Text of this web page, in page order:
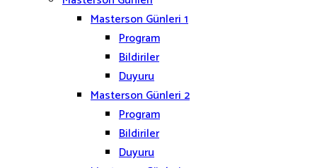
Masterson Günleri 1
Program
Bildiriler
Duyuru
Masterson Günleri 2
Program
Bildiriler
Duyuru